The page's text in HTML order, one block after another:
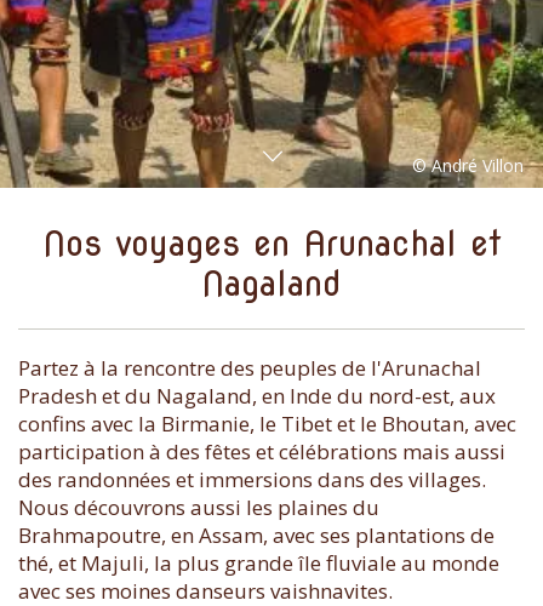
Nos voyages en Arunachal et
Nagaland
Partez à la rencontre des peuples de l'Arunachal
Pradesh et du Nagaland, en Inde du nord-est, aux
confins avec la Birmanie, le Tibet et le Bhoutan, avec
participation à des fêtes et célébrations mais aussi
des randonnées et immersions dans des villages.
Nous découvrons aussi les plaines du
Brahmapoutre, en Assam, avec ses plantations de
thé, et Majuli, la plus grande île fluviale au monde
avec ses moines danseurs vaishnavites.